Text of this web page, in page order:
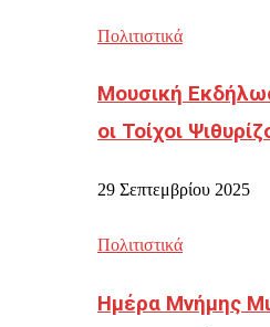
Πολιτιστικά
Μουσική
οι Τοίχοι
29 Σεπτεμβρίου 2025
Πολιτιστικά
Ημέρα Μνήμης